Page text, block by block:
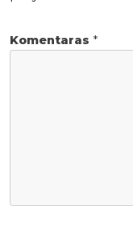
Komentaras *